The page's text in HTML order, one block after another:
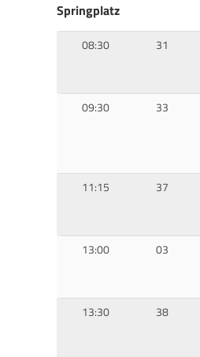
Springplatz
08:30 31
09:30 33
11:15 37
13:00 03
13:30 38